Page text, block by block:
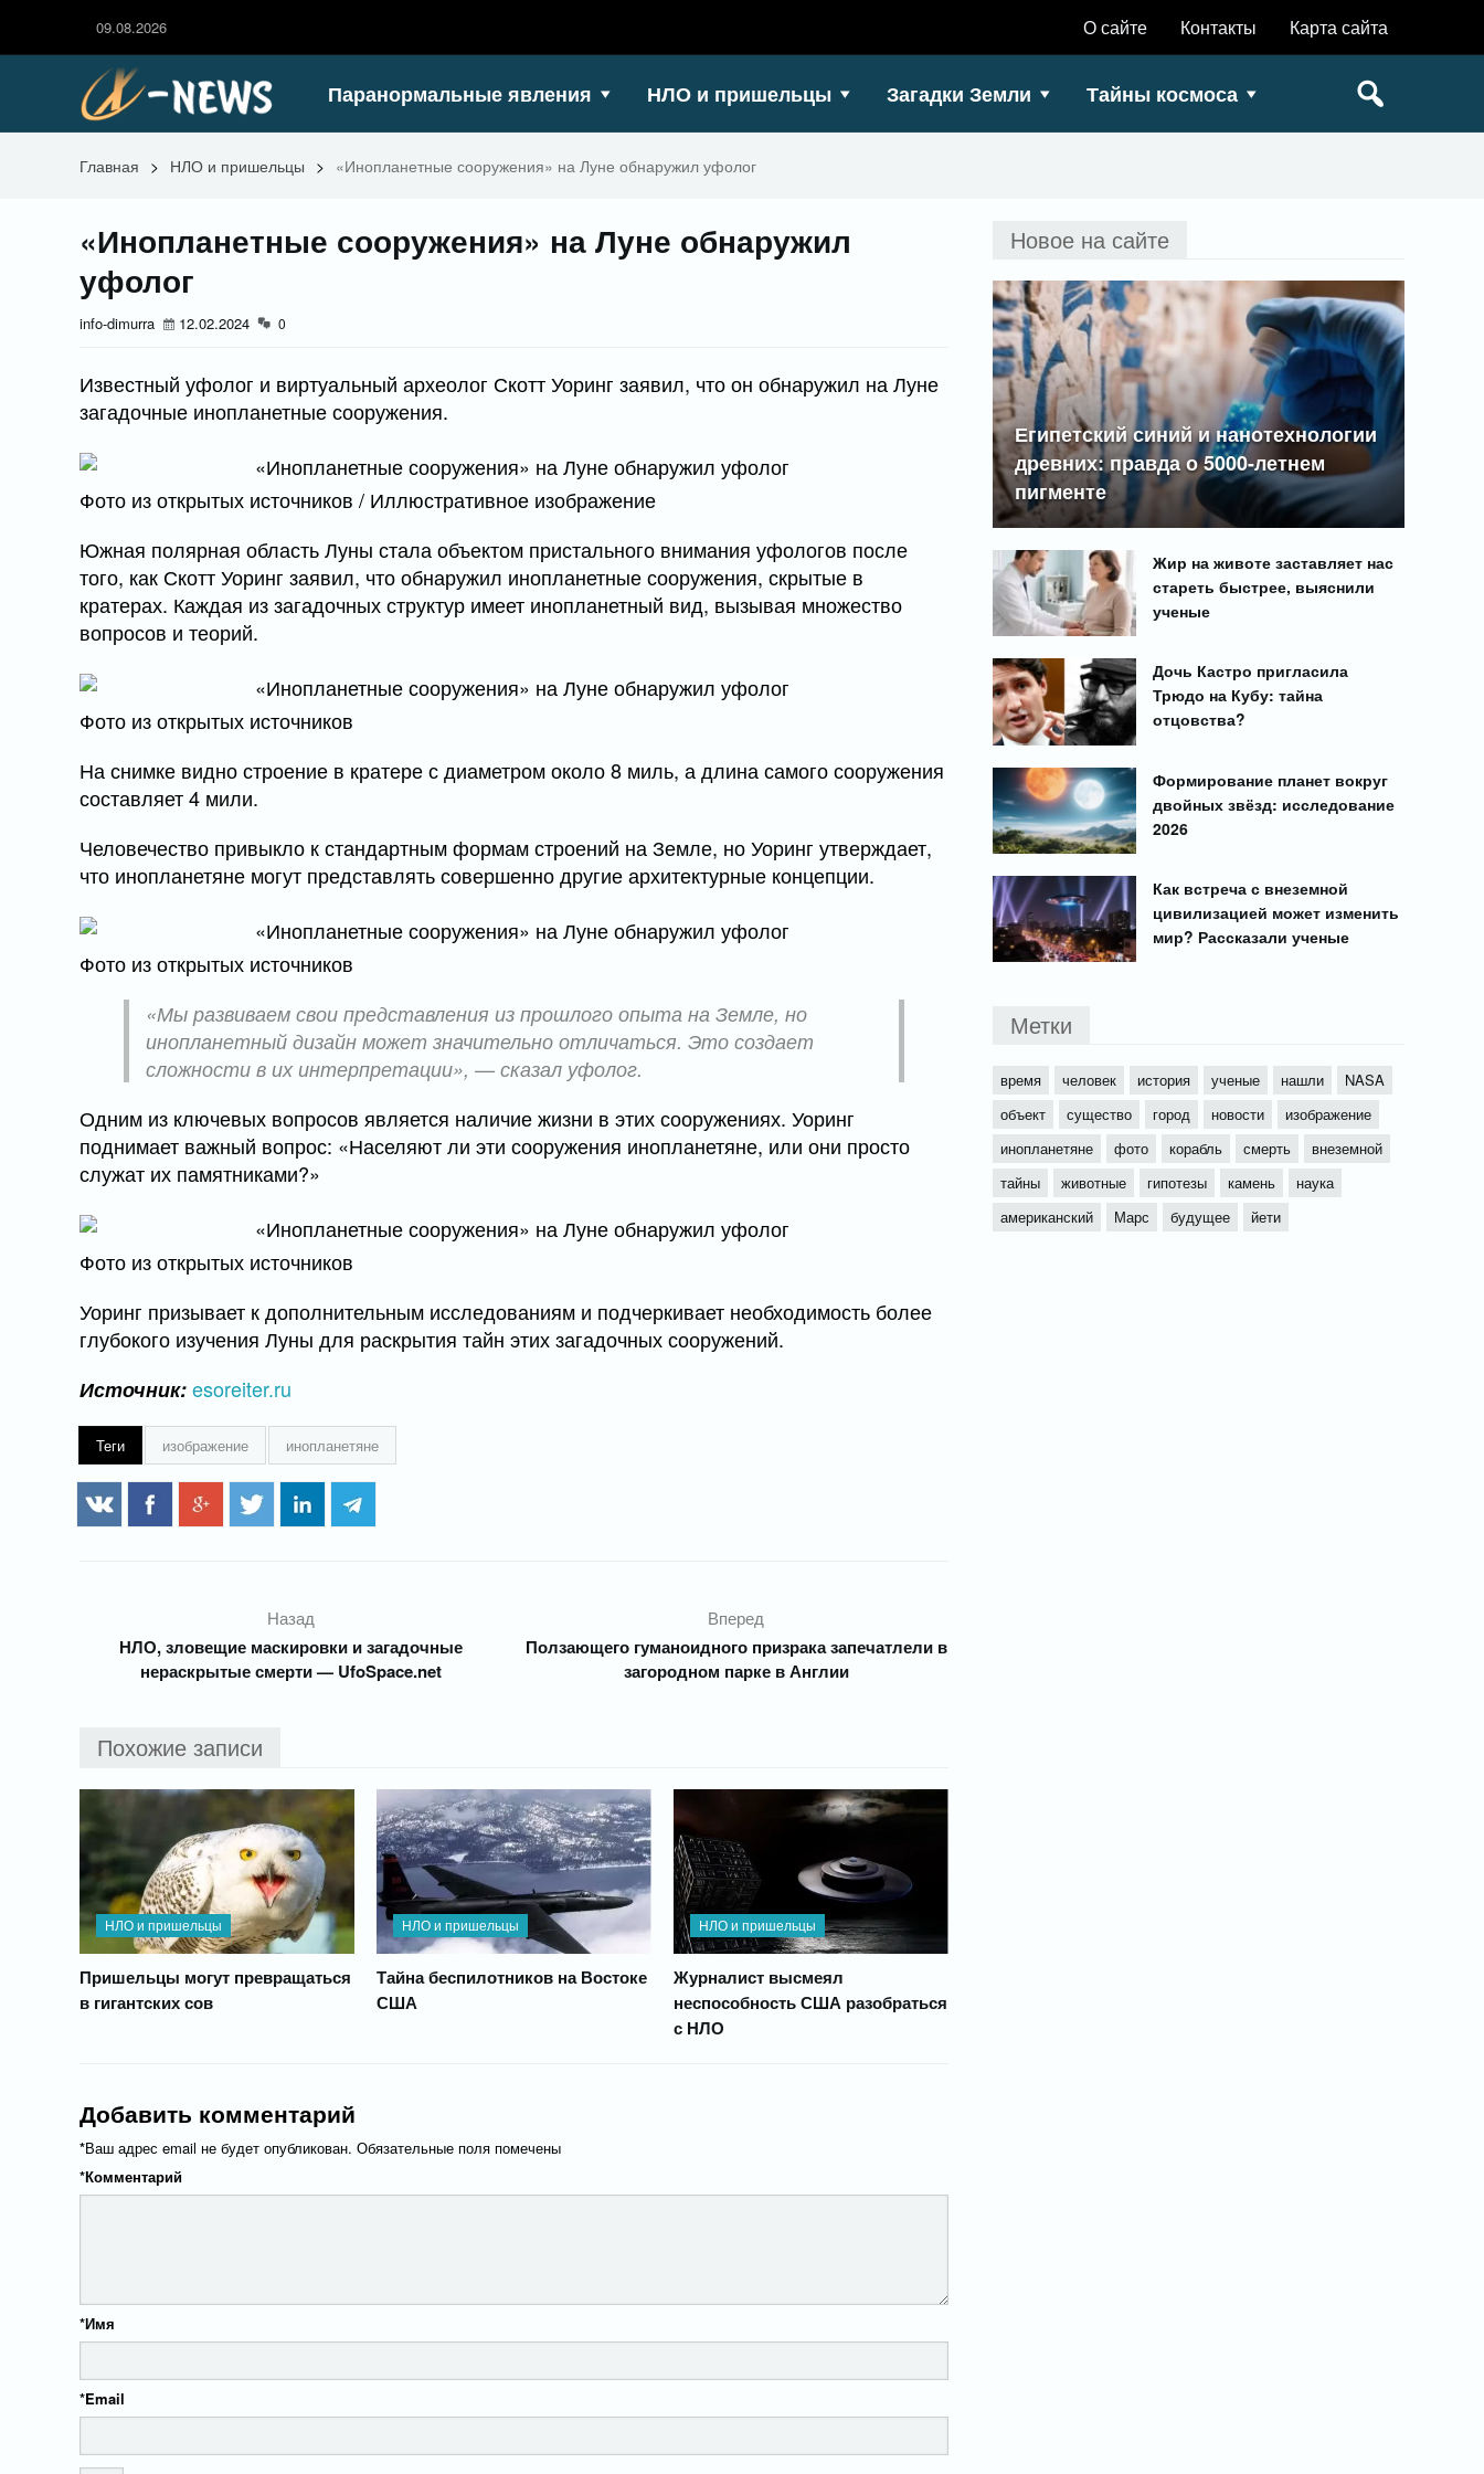
О сайте Контакты Карта сайта
09.08.2026
Паранормальные явления НЛО и пришельцы Загадки Земли Тайны космоса
Главная > НЛО и пришельцы > «Инопланетные сооружения» на Луне обнаружил уфолог
«Инопланетные сооружения» на Луне обнаружил
уфолог
info-dimurra 12.02.2024 0
Известный уфолог и виртуальный археолог Скотт Уоринг заявил, что он обнаружил на Луне
загадочные инопланетные сооружения.
Фото из открытых источников / Иллюстративное изображение
Южная полярная область Луны стала объектом пристального внимания уфологов после
того, как Скотт Уоринг заявил, что обнаружил инопланетные сооружения, скрытые в
кратерах. Каждая из загадочных структур имеет инопланетный вид, вызывая множество
вопросов и теорий.
Фото из открытых источников
На снимке видно строение в кратере с диаметром около 8 миль, а длина самого сооружения
составляет 4 мили.
Человечество привыкло к стандартным формам строений на Земле, но Уоринг утверждает,
что инопланетяне могут представлять совершенно другие архитектурные концепции.
Фото из открытых источников
«Мы развиваем свои представления из прошлого опыта на Земле, но
инопланетный дизайн может значительно отличаться. Это создает
сложности в их интерпретации», — сказал уфолог.
Одним из ключевых вопросов является наличие жизни в этих сооружениях. Уоринг
поднимает важный вопрос: «Населяют ли эти сооружения инопланетяне, или они просто
служат их памятниками?»
Фото из открытых источников
Уоринг призывает к дополнительным исследованиям и подчеркивает необходимость более
глубокого изучения Луны для раскрытия тайн этих загадочных сооружений.
Источник:esoreiter.ru
Теги изображение инопланетяне
Назад
НЛО, зловещие маскировки и загадочные
нераскрытые смерти — UfoSpace.net
Вперед
Ползающего гуманоидного призрака запечатлели в
загородном парке в Англии
Похожие записи
НЛО и пришельцы
Пришельцы могут превращаться
в гигантских сов
НЛО и пришельцы
Тайна беспилотников на Востоке
США
НЛО и пришельцы
Журналист высмеял
неспособность США разобраться
с НЛО
Добавить комментарий
Ваш адрес email не будет опубликован. Обязательные поля помечены
*
Комментарий
*
Имя
*
Email
*
Новое на сайте
Египетский синий и нанотехнологии
древних: правда о 5000-летнем
пигменте
Жир на животе заставляет нас
стареть быстрее, выяснили
ученые
Дочь Кастро пригласила
Трюдо на Кубу: тайна
отцовства?
Формирование планет вокруг
двойных звёзд: исследование
2026
Как встреча с внеземной
цивилизацией может изменить
мир? Рассказали ученые
Метки
время человек история ученые нашли
NASA
объект
существо город новости
изображение
инопланетяне
фото корабль смерть
внеземной
тайны
животные гипотезы камень
наука
американский
Марс будущее йети